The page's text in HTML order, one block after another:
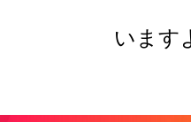
います